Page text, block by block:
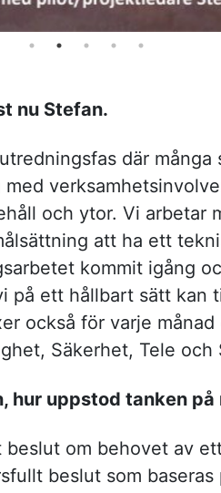
nu Stefan.
där många
och ytor. Vi arbetar
att ha ett
kommit igång
på ett hållbart sätt kan
också för varje
Säkerhet, Tele
hur uppstod tanken
om behovet av
beslut som